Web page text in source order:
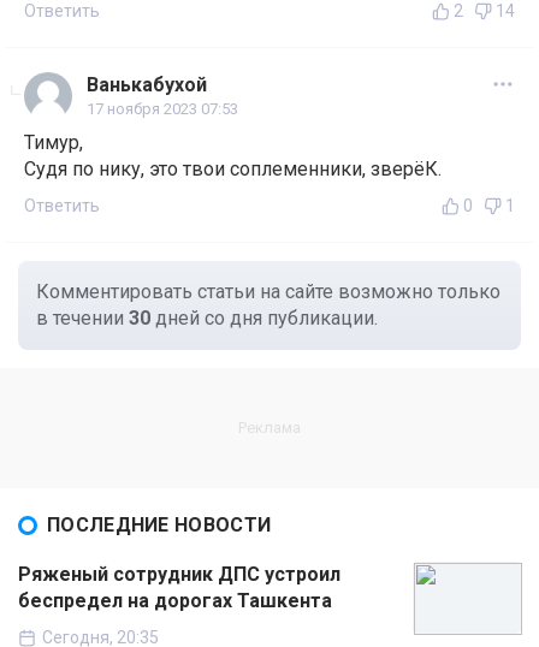
Ответить 2 14
Baнькабухой
17 ноября 2023 07:53
Тимур,
Судя по нику, это твои соплеменники, зверёК.
Ответить 0 1
Комментировать статьи на сайте возможно только
в течении 30 дней со дня публикации.
ПОСЛЕДНИЕ НОВОСТИ
Ряженый сотрудник ДПС устроил
беспредел на дорогах Ташкента
Сегодня, 20:35